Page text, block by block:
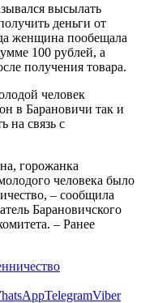
высылать
деньги от
женщина пообещала
100 рублей, а
получения товара.
человек
в Барановичи так и
на связь с
горожанка
человека было
– сообщила
Барановичского
– Ранее
TelegramViber